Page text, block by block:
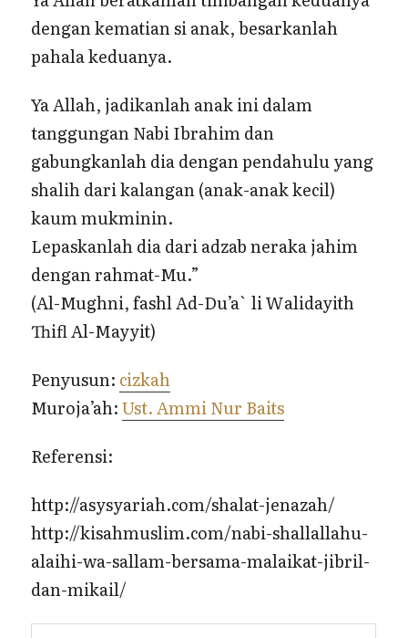
dengan kematian si anak, besarkanlah
pahala keduanya.
Ya Allah, jadikanlah anak ini dalam
tanggungan Nabi Ibrahim dan
gabungkanlah dia dengan pendahulu yang
shalih dari kalangan (anak-anak kecil)
kaum mukminin.
Lepaskanlah dia dari adzab neraka jahim
dengan rahmat-Mu.”
(Al-Mughni, fashl Ad-Du’a` li Walidayith
Thifl Al-Mayyit)
Penyusun: cizkah
Muroja’ah:Ust. Ammi Nur Baits
Referensi:
http://asysyariah.com/shalat-jenazah/
http://kisahmuslim.com/nabi-shallallahu-
alaihi-wa-sallam-bersama-malaikat-jibril-
dan-mikail/